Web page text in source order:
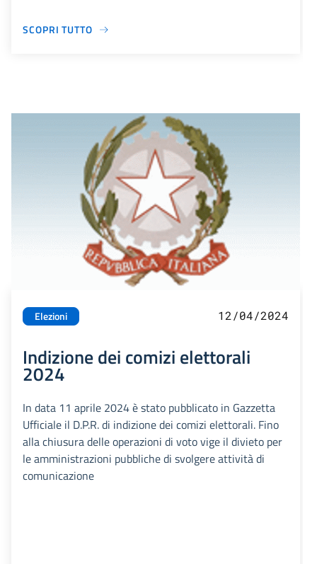
SCOPRI TUTTO
Elezioni 12/04/2024
Indizione dei comizi elettorali
2024
In data 11 aprile 2024 è stato pubblicato in Gazzetta
Ufficiale il D.P.R. di indizione dei comizi elettorali. Fino
alla chiusura delle operazioni di voto vige il divieto per
le amministrazioni pubbliche di svolgere attività di
comunicazione